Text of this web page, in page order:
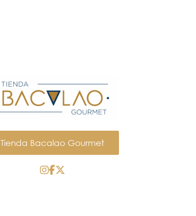
Tienda Bacalao Gourmet